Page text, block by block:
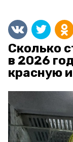
Сколько
в 2026
красную